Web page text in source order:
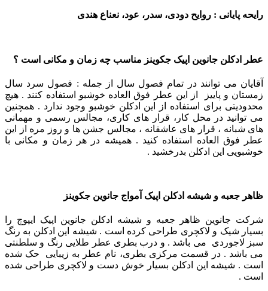
رایحه پایانی : روایح دودی، سدر، عود، نعناع هندی
عطر ادکلن جانوین اپیک جکوینز مناسب چه زمان و مکانی است ؟
آقایان می توانند در تمام فصول سال از جمله : فصول سرد سال
زمستان و پاییز از این عطر فوق العاده خوشبو استفاده کنند . هیچ
محدودیتی برای استفاده از این ادکلن خوشبو وجود ندارد . همچنین
می توانید در محل کار، قرار های کاری، مجالس رسمی و مهمانی
های شبانه ، قرار های عاشقانه ، مجالس جشن ها و روز مره از این
عطر فوق العاده استفاده کنید . همیشه در هر زمان و مکانی با
خوشبویی این ادکلن بدرخشید .
ظاهر جعبه و شیشه ادکلن اپیک آمواج جانوین جکوینز
شرکت جانوین ظاهر جعبه و شیشه ادکلن جانوین اپیک ایپوچ را
بسیار شیک و لاکچری طراحی کرده است . شیشه این ادکلن به رنگ
سبز لاجوردی می باشد . و درب بطری عطر طلایی رنگ و سلطنتی
می باشد .در قسمت مرکزی بطری، نام عطر به زیبایی حک شده
است . شیشه این ادکلن بسیار خوش دست و لاکچری طراحی شده
است .